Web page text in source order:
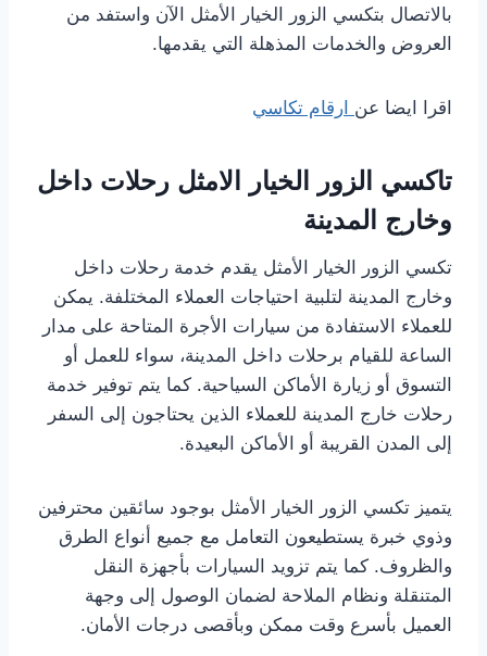
بالاتصال بتكسي الزور الخيار الأمثل الآن واستفد من
العروض والخدمات المذهلة التي يقدمها.
اقرا ايضا عن ارقام تكاسي
تاكسي الزور الخيار الامثل رحلات داخل
وخارج المدينة
تكسي الزور الخيار الأمثل يقدم خدمة رحلات داخل
وخارج المدينة لتلبية احتياجات العملاء المختلفة. يمكن
للعملاء الاستفادة من سيارات الأجرة المتاحة على مدار
الساعة للقيام برحلات داخل المدينة، سواء للعمل أو
التسوق أو زيارة الأماكن السياحية. كما يتم توفير خدمة
رحلات خارج المدينة للعملاء الذين يحتاجون إلى السفر
إلى المدن القريبة أو الأماكن البعيدة.
يتميز تكسي الزور الخيار الأمثل بوجود سائقين محترفين
وذوي خبرة يستطيعون التعامل مع جميع أنواع الطرق
والظروف. كما يتم تزويد السيارات بأجهزة النقل
المتنقلة ونظام الملاحة لضمان الوصول إلى وجهة
العميل بأسرع وقت ممكن وبأقصى درجات الأمان.